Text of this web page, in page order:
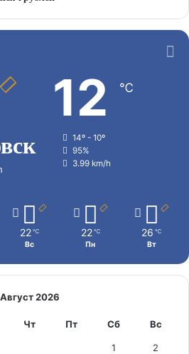
12 ℃
14º - 10º
95%
3.99 km/h
22 ℃
Вс
22 ℃
Пн
26 ℃
Вт
Август 2026
Чт Пт Сб Вс
1 2